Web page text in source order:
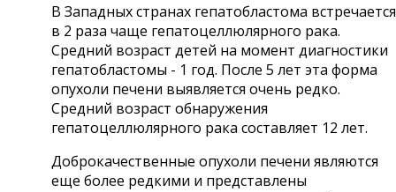
В Западных странах гепатобластома встречается
в 2 раза чаще гепатоцеллюлярного рака.
Средний возраст детей на момент диагностики
гепатобластомы - 1 год. После 5 лет эта форма
опухоли печени выявляется очень редко.
Средний возраст обнаружения
гепатоцеллюлярного рака составляет 12 лет.
Доброкачественные опухоли печени являются
еще более редкими и представлены